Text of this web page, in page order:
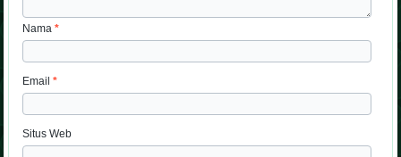
Nama*
Email*
Situs Web